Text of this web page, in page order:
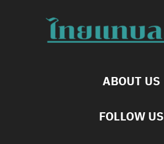
ABOUT US
FOLLOW US